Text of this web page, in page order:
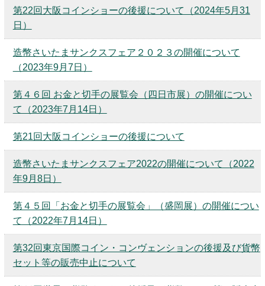
第22回大阪コインショーの後援について（2024年5月31
日）
造幣さいたまサンクスフェア２０２３の開催について
（2023年9月7日）
第４６回 お金と切手の展覧会（四日市展）の開催につい
て（2023年7月14日）
第21回大阪コインショーの後援について
造幣さいたまサンクスフェア2022の開催について（2022
年9月8日）
第４５回「お金と切手の展覧会」（盛岡展）の開催につい
て（2022年7月14日）
第32回東京国際コイン・コンヴェンションの後援及び貨幣
セット等の販売中止について